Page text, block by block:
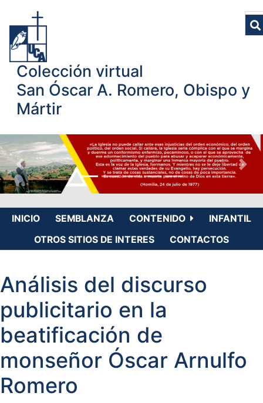
Colección virtual
San Óscar A. Romero, Obispo y
Mártir
INICIO SEMBLANZA CONTENIDO
INFANTIL
OTROS SITIOS DE INTERES
CONTACTOS
Análisis del discurso
publicitario en la
beatificación de
monseñor Óscar Arnulfo
Romero